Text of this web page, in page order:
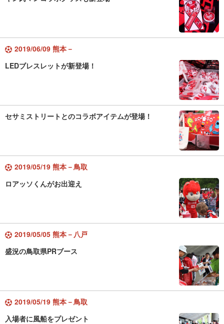
2019/06/09 熊本－
LEDブレスレットが新登場！
セサミストリートとのコラボアイテムが登場！
2019/05/19 熊本－鳥取
ロアッソくんがお出迎え
2019/05/05 熊本－八戸
盛況の鳥取県PRブース
2019/05/19 熊本－鳥取
入場者に風船をプレゼント